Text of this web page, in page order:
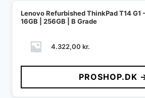
Lenovo Refurbished ThinkPad T14 G1 -
16GB | 256GB | B Grade
4.322,00 kr.
PROSHOP.DK